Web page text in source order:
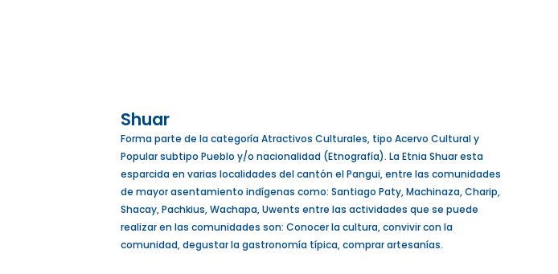
Shuar
Forma parte de la categoría Atractivos Culturales, tipo Acervo Cultural y
Popular subtipo Pueblo y/o nacionalidad (Etnografía). La Etnia Shuar esta
esparcida en varias localidades del cantón el Pangui, entre las comunidades
de mayor asentamiento indígenas como: Santiago Paty, Machinaza, Charip,
Shacay, Pachkius, Wachapa, Uwents entre las actividades que se puede
realizar en las comunidades son: Conocer la cultura, convivir con la
comunidad, degustar la gastronomía típica, comprar artesanías.